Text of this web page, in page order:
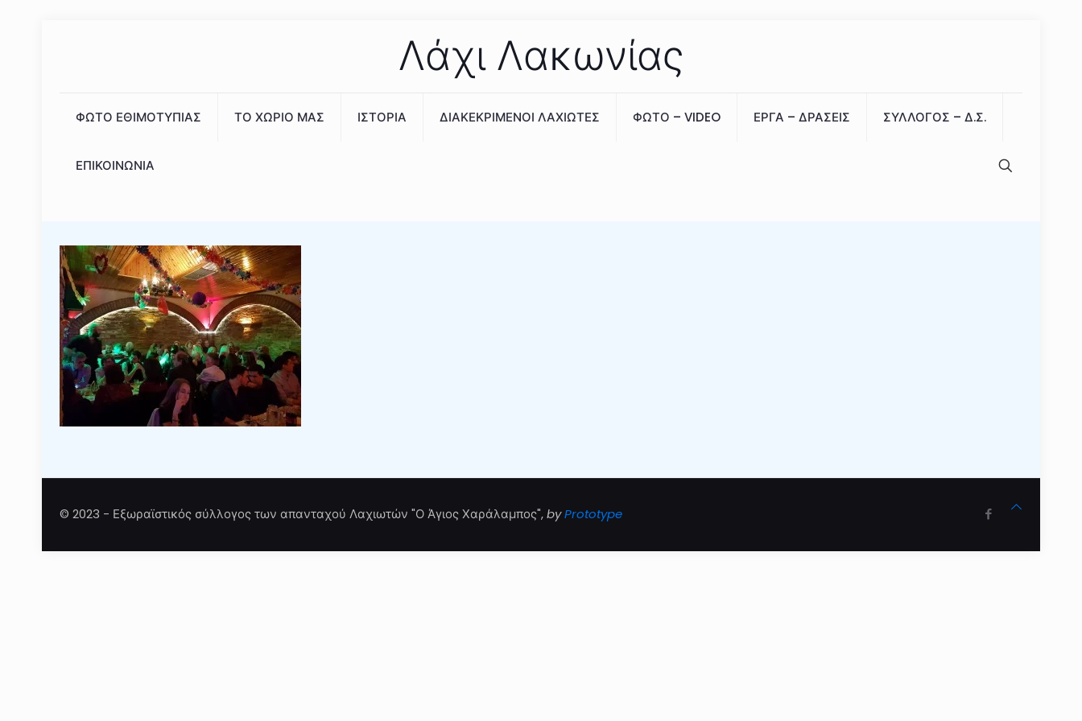
Λάχι Λακωνίας
ΦΩΤΟ ΕΘΙΜΟΤΥΠΙΑΣ ΤΟ ΧΩΡΙΟ ΜΑΣ ΙΣΤΟΡΙΑ ΔΙΑΚΕΚΡΙΜΕΝΟΙ ΛΑΧΙΩΤΕΣ ΦΩΤΟ – VIDEO ΕΡΓΑ – ΔΡΑΣΕΙΣ ΣΥΛΛΟΓΟΣ – Δ.Σ.
ΕΠΙΚΟΙΝΩΝΙΑ
© 2023 - Εξωραϊστικός σύλλογος των απανταχού Λαχιωτών "Ο Άγιος Χαράλαμπος",byPrototype